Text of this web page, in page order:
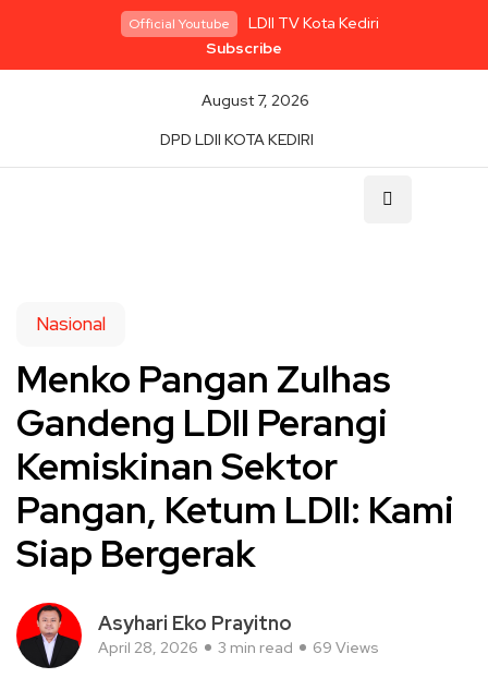
Official Youtube
LDII TV Kota Kediri
Subscribe
August 7, 2026
DPD LDII KOTA KEDIRI
Nasional
Menko Pangan Zulhas
Gandeng LDII Perangi
Kemiskinan Sektor
Pangan, Ketum LDII: Kami
Siap Bergerak
Asyhari Eko Prayitno
April 28, 2026 3 min read 69 Views